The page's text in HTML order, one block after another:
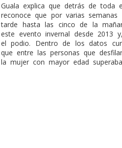
Guala explica que detrás de toda
reconoce que por varias
tarde hasta las cinco de la
este evento invernal desde 2013
el podio. Dentro de los datos
que entre las personas que
la mujer con mayor edad